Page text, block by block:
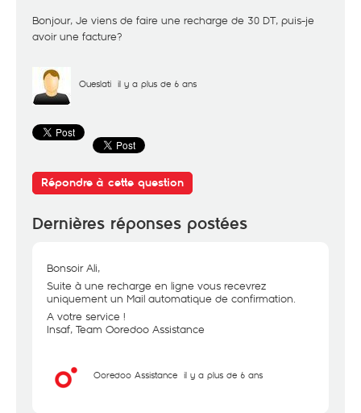
Bonjour, Je viens de faire une recharge de 30 DT, puis-je
avoir une facture?
Oueslati il y a plus de 6 ans
Répondre à cette question
Dernières réponses postées
Bonsoir Ali,
Suite à une recharge en ligne vous recevrez
uniquement un Mail automatique de confirmation.
A votre service !
Insaf, Team Ooredoo Assistance
Ooredoo Assistance il y a plus de 6 ans